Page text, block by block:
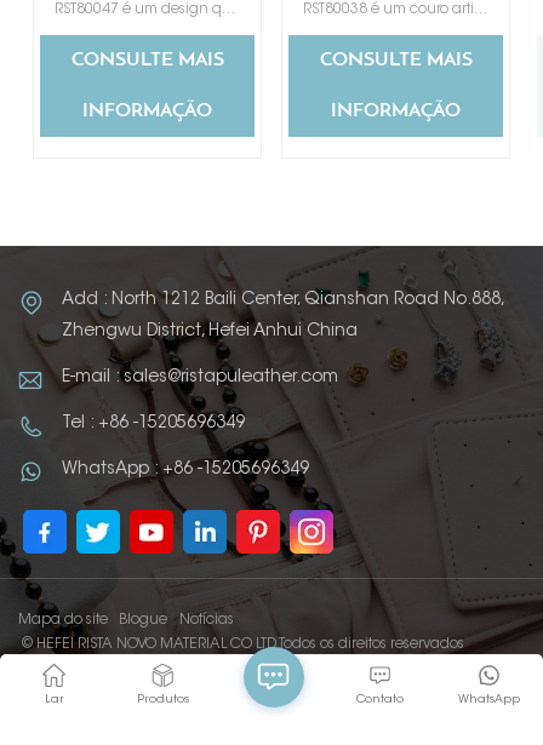
termoplástico
RST80047 é um design que imita couro genuíno. Tem uma boa sensação de toque como a pele.
CONSULTE MAIS
INFORMAÇÃO
RST80038 é um couro artificial que muda de cor com um bom design que imita o couro genuíno.
CONSULTE MAIS
INFORMAÇÃO
Add : North 1212 Baili Center, Qianshan Road No.888,
Zhengwu District, Hefei Anhui China
E-mail : sales@ristapuleather.com
Tel : +86 -15205696349
WhatsApp : +86 -15205696349
Mapa do site Blogue
Notícias
© HEFEI RISTA NOVO MATERIAL CO LTD Todos os direitos reservados
IPv6 REDE SUPORTADA
Lar Produtos WhatsApp
Contato